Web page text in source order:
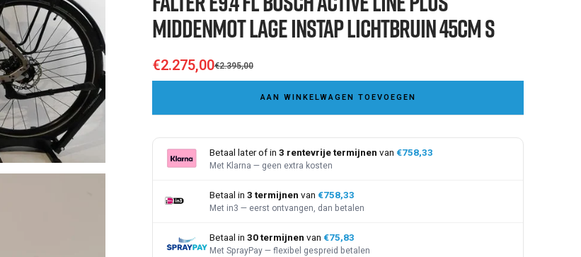
Middenmot Lage instap Lichtbruin 45cm S
Sale
€2.275,00
Regular
€2.395,00
AAN WINKELWAGEN TOEVOEGEN
Betaal later of in 3 rentevrije termijnen van €758,33
Met Klarna — geen extra kosten
Betaal in 3 termijnen van €758,33
Met in3 — eerst ontvangen, dan betalen
Betaal in 30 termijnen van €75,83
Met SprayPay — flexibel gespreid betalen